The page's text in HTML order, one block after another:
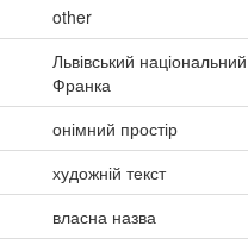
other
Львівський
Франка
онімний простір
художній текст
власна назва